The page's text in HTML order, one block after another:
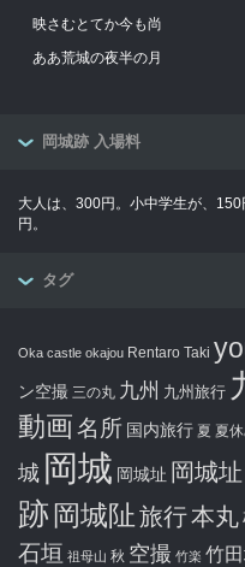
映さむとてか今も尚
ああ荒城の夜半の月
岡城跡 入場料
大人は、300円。小中学生が、
円。
タグ
Oka castle okajou Rentaro Taki
ン空撮 三の丸 九州 九州旅行
動画名所 国内旅行 夏 夏
城 岡城 岡城址 岡城址
跡 岡城阯旅行本丸
石垣 祖母山 秋 空撮 竹楽 竹